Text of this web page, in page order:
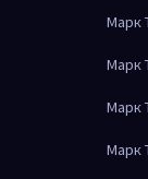
Марк
Марк
Марк
Марк